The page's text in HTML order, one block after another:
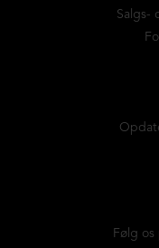
Salgs-
Følg os